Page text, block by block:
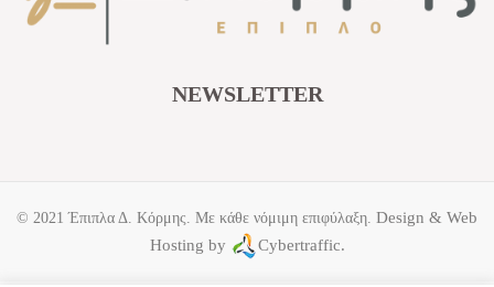
NEWSLETTER
© 2021 Έπιπλα Δ. Κόρμης. Με κάθε νόμιμη επιφύλαξη. Design & Web
Hosting by
Cybertraffic.